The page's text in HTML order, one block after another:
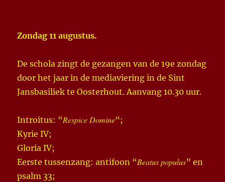
Zondag 11 augustus.
De schola zingt de gezangen van de 19e zondag
door het jaar in de mediaviering in de Sint
Jansbasiliek te Oosterhout. Aanvang 10.30 uur.
Introitus: “Respice Domine“;
Kyrie IV;
Gloria IV;
Eerste tussenzang: antifoon “Beatus populus” en
psalm 33;